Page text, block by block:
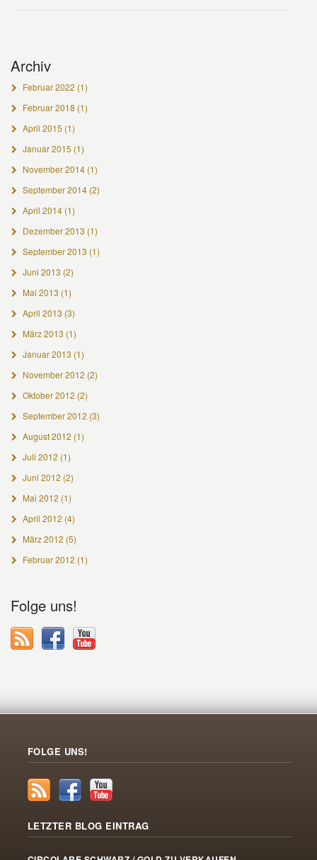
Archiv
Februar 2022 (1)
Februar 2018 (1)
April 2015 (1)
Januar 2015 (1)
November 2014(1)
September 2014(2)
April 2014(1)
Dezember 2013 (1)
September 2013 (1)
Juni 2013 (2)
Mai 2013 (1)
April 2013 (3)
März 2013 (1)
Januar 2013 (1)
November 2012 (2)
Oktober 2012 (2)
September 2012 (3)
August 2012 (1)
Juli 2012 (1)
Juni 2012 (2)
Mai 2012 (1)
April 2012 (4)
März 2012 (5)
Februar 2012 (1)
Folge uns!
FOLGE UNS!
LETZTER BLOG EINTRAG